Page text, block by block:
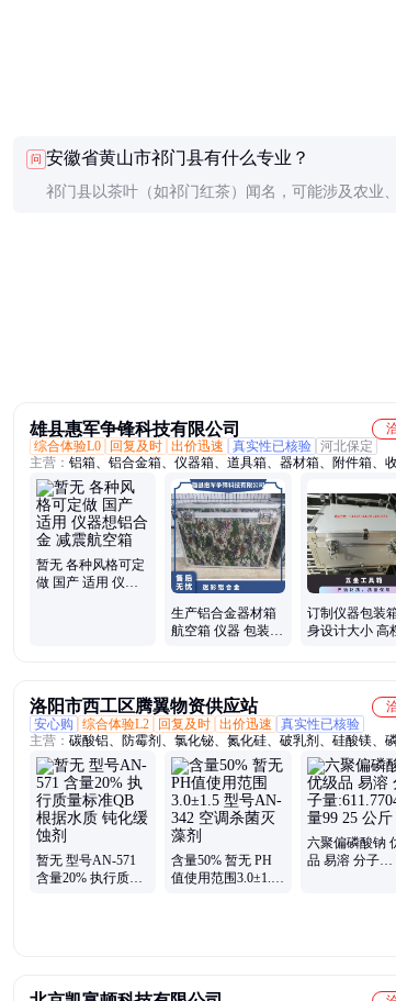
问 安徽省黄山市祁门县有什么专业？
祁门县以茶叶（如祁门红茶）闻名，可能涉及农业
雄县惠军争锋科技有限公司
综合体验L0
回复及时 出价迅速 真实性已核验 河北保定
主营： 铝箱、铝合金箱、仪器箱、道具箱、器材箱、附件箱、
箱、航空箱、工具箱、电子仪表箱、实验仪器包装箱、消防器材
指挥作业箱、侦查作业箱、勘测仪器包装箱、仪器仪表箱、乐
箱、舞台道具箱、服装道具箱、运输储备箱、通讯设备箱、五
箱、铝合金航空箱、产品展示箱、物资器材箱
暂无 各种风格可定
做 国产 适用 仪器
生产铝合金器材箱
航空箱 仪器 包装箱
订制仪器包装
身设计大小 高
洛阳市西工区腾翼物资供应站
安心购
综合体验L2 回复及时 出价迅速
真实性已核验
主营： 碳酸铝、防霉剂、氯化铋、氮化硅、破乳剂、硅酸镁、
铝、化学试剂、抗静电剂、乙酸乙酯、氢氧化镁、焦磷酸钠、干
风、次磷酸镁、氯化氢乙醇、氯化氢甲醇、聚丙烯酸钾、闪点
剂、柴油降凝剂、硫代硫酸铵、聚丙烯酰胺、多聚磷酸钠、25
板桶、硫代乙醇酸钠、高分子絮凝剂
暂无 型号AN-571
含量20% 执行质量
含量50% 暂无 PH
值使用范围3.0±1.5
六聚偏磷酸钠
品 易溶 分子